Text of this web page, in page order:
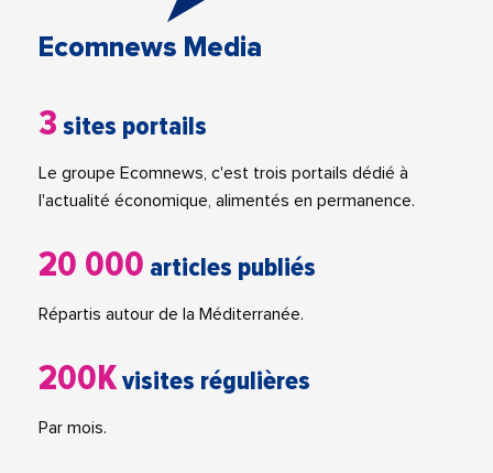
Ecomnews Media
3 sites portails
Le groupe Ecomnews, c'est trois portails dédié à
l'actualité économique, alimentés en permanence.
20 000 articles publiés
Répartis autour de la Méditerranée.
200Kvisites régulières
Par mois.